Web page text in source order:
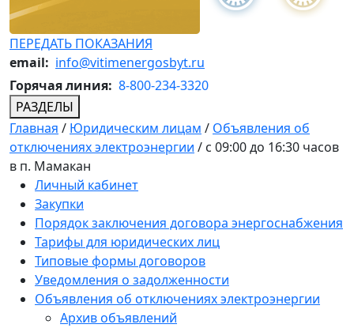
ПЕРЕДАТЬ ПОКАЗАНИЯ
email: info@vitimenergosbyt.ru
Горячая линия: 8-800-234-3320
РАЗДЕЛЫ
Главная / Юридическим лицам / Объявления об
отключениях электроэнергии / с 09:00 до 16:30 часов
в п. Мамакан
Личный кабинет
Закупки
Порядок заключения договора энергоснабжения
Тарифы для юридических лиц
Типовые формы договоров
Уведомления о задолженности
Объявления об отключениях электроэнергии
Архив объявлений